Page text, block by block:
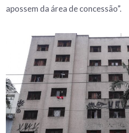
apossem da área de concessão”.